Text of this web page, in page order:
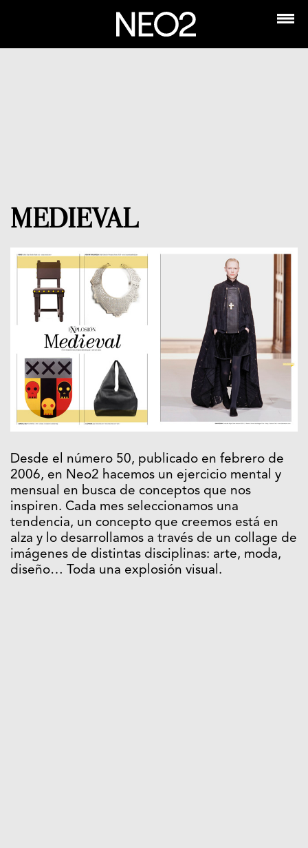
MEDIEVAL
Desde el número 50, publicado en febrero de
2006, en Neo2 hacemos un ejercicio mental y
mensual en busca de conceptos que nos
inspiren. Cada mes seleccionamos una
tendencia, un concepto que creemos está en
alza y lo desarrollamos a través de un collage de
imágenes de distintas disciplinas: arte, moda,
diseño… Toda una explosión visual.